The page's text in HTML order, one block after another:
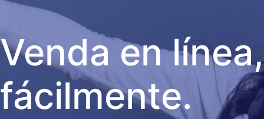
Venda en línea,
fácilmente.